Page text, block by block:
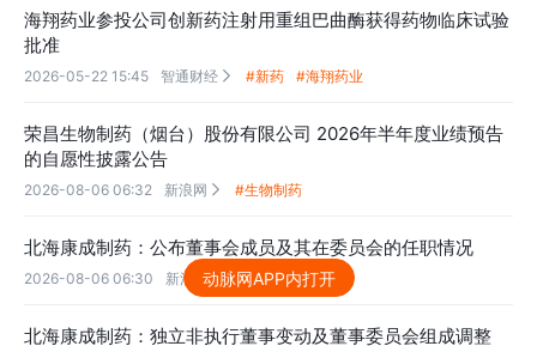
海翔药业参投公司创新药注射用重组巴曲酶获得药物临床试验
批准
2026-05-22 15:45 智通财经  #新药 #海翔药业
荣昌生物制药（烟台）股份有限公司 2026年半年度业绩预告
的自愿性披露公告
2026-08-06 06:32 新浪网  #生物制药
北海康成制药：公布董事会成员及其在委员会的任职情况
2026-08-06 06:30 新浪网 #北海康成制药
北海康成制药：独立非执行董事变动及董事委员会组成调整
动脉网APP内打开